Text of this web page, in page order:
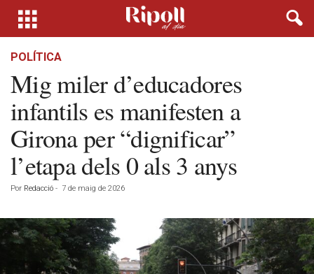
POLÍTICA
Mig miler d’educadores
infantils es manifesten a
Girona per “dignificar”
l’etapa dels 0 als 3 anys
Por Redacció - 7 de maig de 2026